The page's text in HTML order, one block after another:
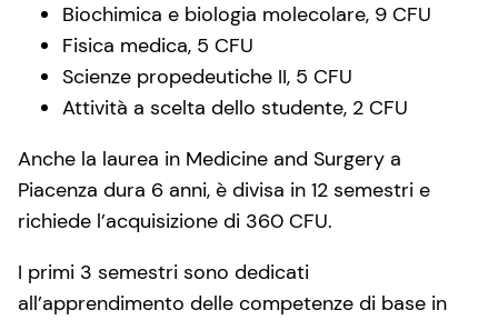
Biochimica e biologia molecolare, 9 CFU
Fisica medica, 5 CFU
Scienze propedeutiche II, 5 CFU
Attività a scelta dello studente, 2 CFU
Anche la laurea in Medicine and Surgery a
Piacenza dura 6 anni, è divisa in 12 semestri e
richiede l’acquisizione di 360 CFU.
I primi 3 semestri sono dedicati
all’apprendimento delle competenze di base in